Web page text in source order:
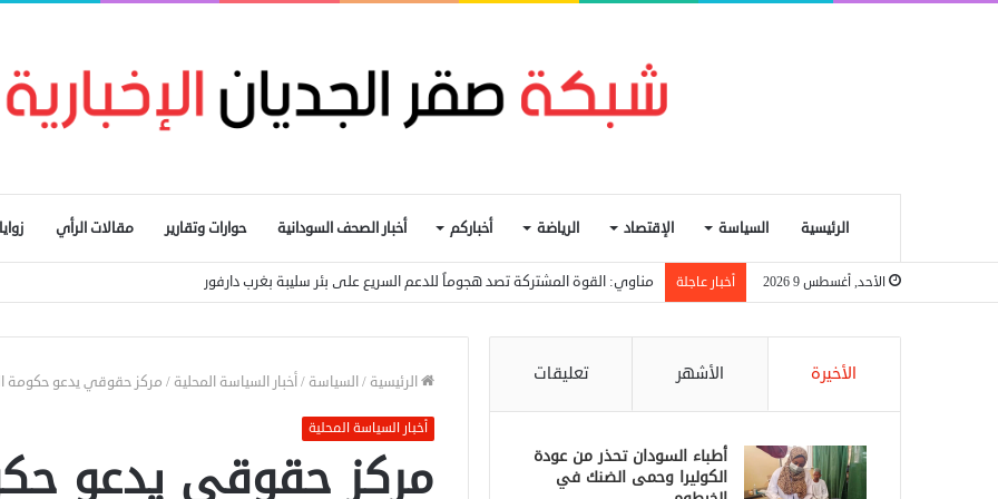
الرئيسية السياسة الإقتصاد الرياضة أخباركم أخبار الصحف السودانية حوارات وتقارير مقالات الرأي
الأحد, أغسطس 9 2026 أخبار عاجلة مناوي: القوة المشتركة تصد هجوماً للدعم السريع على بئر سليبة بغرب دارفور
الرئيسية /السياسة /أخبار السياسة المحلية / مركز حقوقي يدعو حكومة
أخبار السياسة المحلية
مركز حقوقي يدعو
الأخيرة الأشهر تعليقات
أطباء السودان تحذر من عودة
الكوليرا وحمى الضنك في